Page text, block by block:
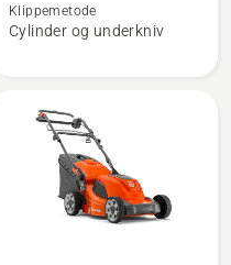
Exclusive
Klippemetode
Cylinder og underkniv